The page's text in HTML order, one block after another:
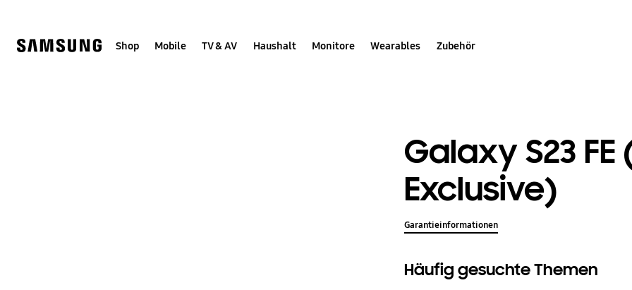
help
Shop Mobile TV & AV Haushalt Monitore Wearables Zubehör
Galaxy S23
Exclusive)
Garantieinformationen
Häufig gesuchte Themen